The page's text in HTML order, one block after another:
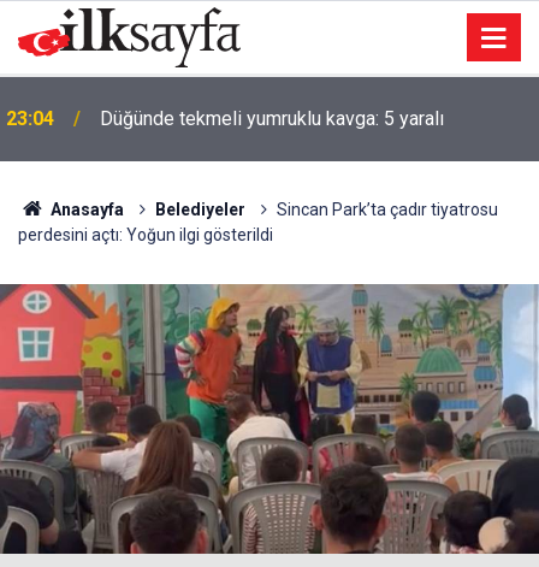
23:04 Düğünde tekmeli yumruklu kavga: 5 yaralı
Anasayfa Belediyeler
Sincan Park’ta çadır tiyatrosu
perdesini açtı: Yoğun ilgi gösterildi